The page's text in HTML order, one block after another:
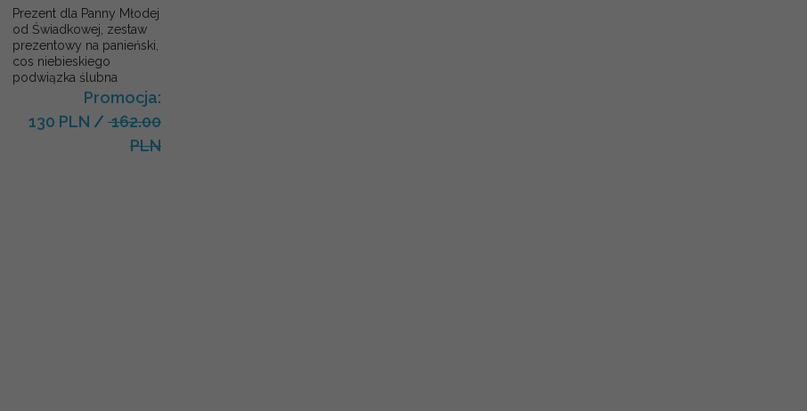
Prezent dla Panny Młodej
od Świadkowej, zestaw
prezentowy na panieński,
cos niebieskiego
podwiązka ślubna
Promocja:
130 PLN / 162.00
PLN